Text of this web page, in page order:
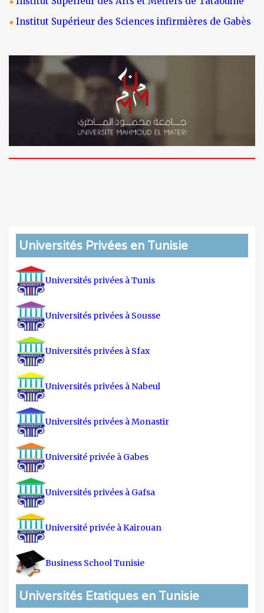
Institut Supérieur des Sciences infirmières de Gabès
Universités Privées en Tunisie
Universités privées à Tunis
Universités privées à Sousse
Universités privées à Sfax
Universités privées à Nabeul
Universités privées à Monastir
Université privée à Gabes
Universités privées à Gafsa
Université privée à Kairouan
Business School Tunisie
Universités Etatiques en Tunisie